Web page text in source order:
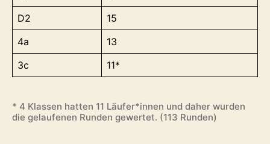
D2
15
4a
13
3c
11*
* 4 Klassen hatten 11 Läufer*innen und daher wurden
die gelaufenen Runden gewertet. (113 Runden)